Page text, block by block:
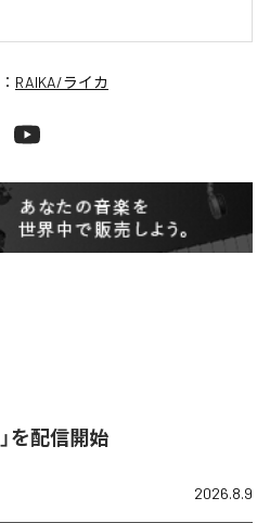
RAIKA/ライカ
を配信開始
2026.8.9